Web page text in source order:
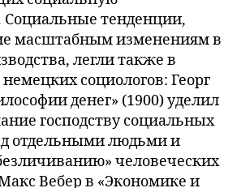
Социальные тенденции,
масштабным изменениям в
легли также в
социологов: Георг
денег» (1900) уделил
господству социальных
отдельными людьми и
человеческих
Вебер в «Экономике и